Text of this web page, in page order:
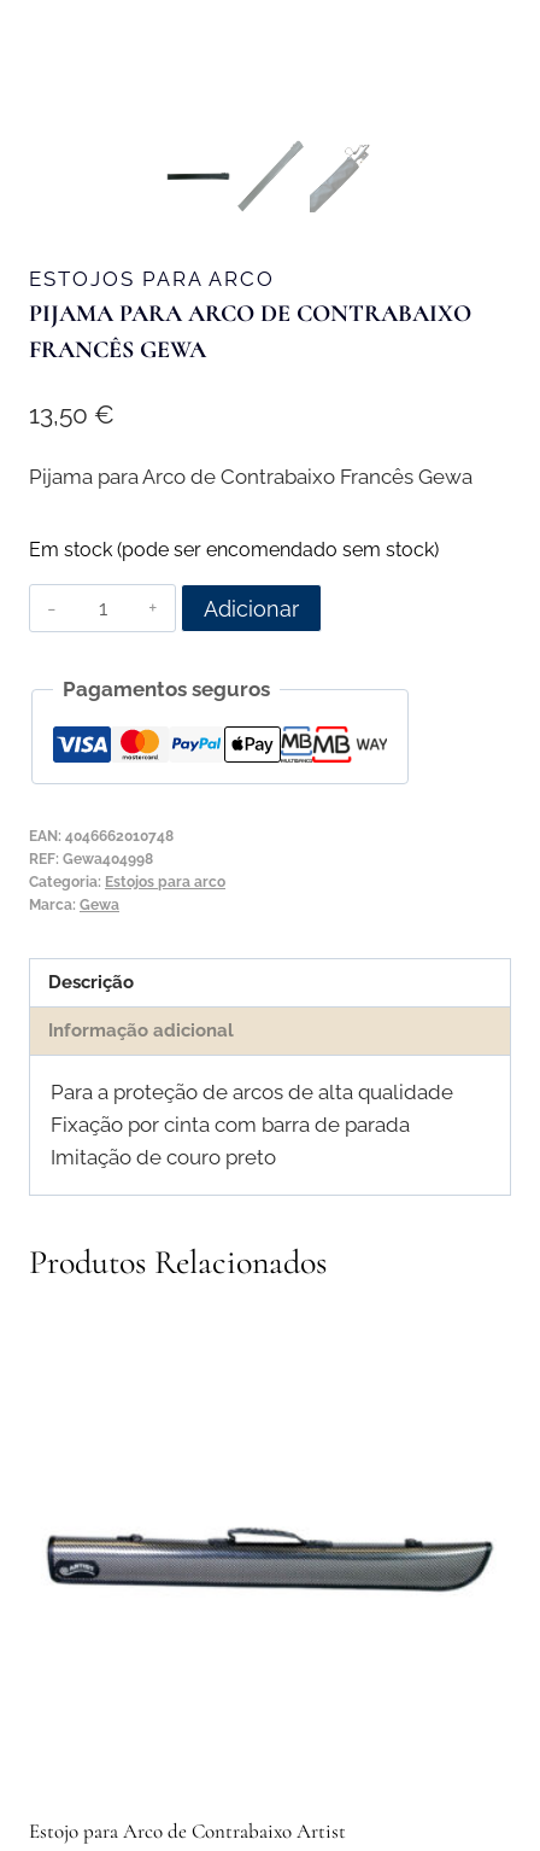
ESTOJOS PARA ARCO
PIJAMA PARA ARCO DE CONTRABAIXO
FRANCÊS GEWA
13,50 €
Pijama para Arco de Contrabaixo Francês Gewa
Em stock (pode ser encomendado sem stock)
Quantidade
de
para
Arco
de
Francês
Gewa
Adicionar
Pagamentos seguros
EAN: 4046662010748
REF: Gewa404998
Categoria: Estojos para arco
Marca: Gewa
Descrição
Informação adicional
Para a proteção de arcos de alta qualidade
Fixação por cinta com barra de parada
Imitação de couro preto
Produtos Relacionados
Estojo para Arco de Contrabaixo Artist